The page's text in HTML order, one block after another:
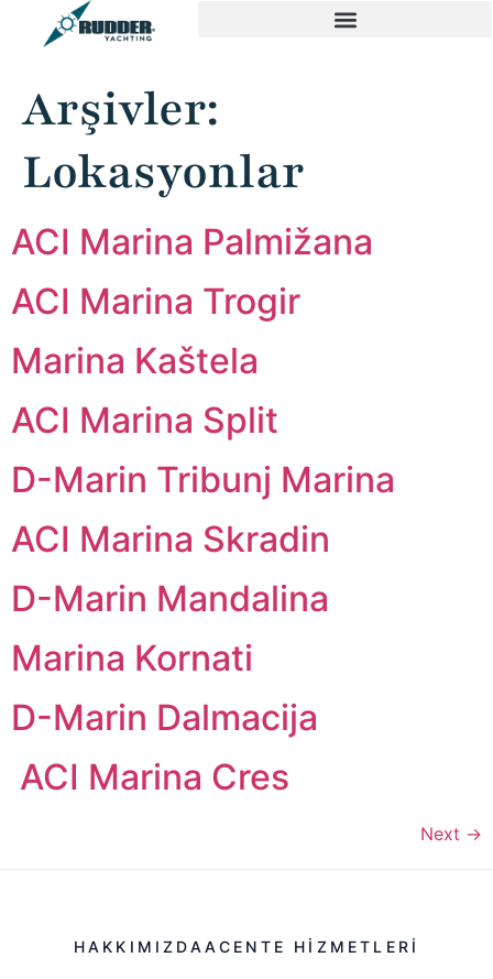
Arşivler:
Lokasyonlar
ACI Marina Palmižana
ACI Marina Trogir
Marina Kaštela
ACI Marina Split
D-Marin Tribunj Marina
ACI Marina Skradin
D-Marin Mandalina
Marina Kornati
D-Marin Dalmacija
ACI Marina Cres
Next →
HAKKIMIZDA ACENTE HIZMETLERI